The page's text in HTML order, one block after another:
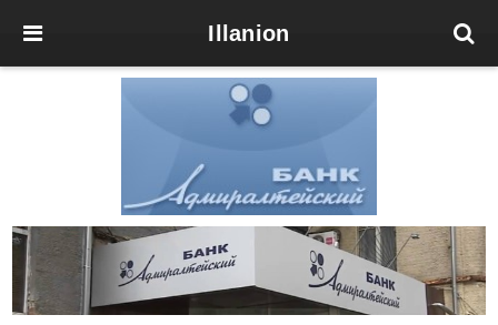
Illanion